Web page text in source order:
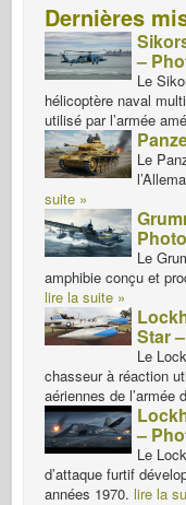
Dernières
–
Le
hélicoptère naval
utilisé par l’armée
Le
suite »
Le
amphibie conçu et
lire la suite »
Star
Le
chasseur à réaction
aériennes de l’armée
–
Le
d’attaque furtif
années 1970. lire la